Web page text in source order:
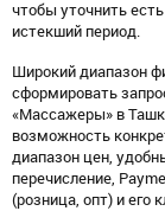
чтобы уточнить
истекший период.
Широкий диапазон
сформировать
«Массажеры» в
возможность
диапазон цен,
перечисление,
(розница, опт) и его